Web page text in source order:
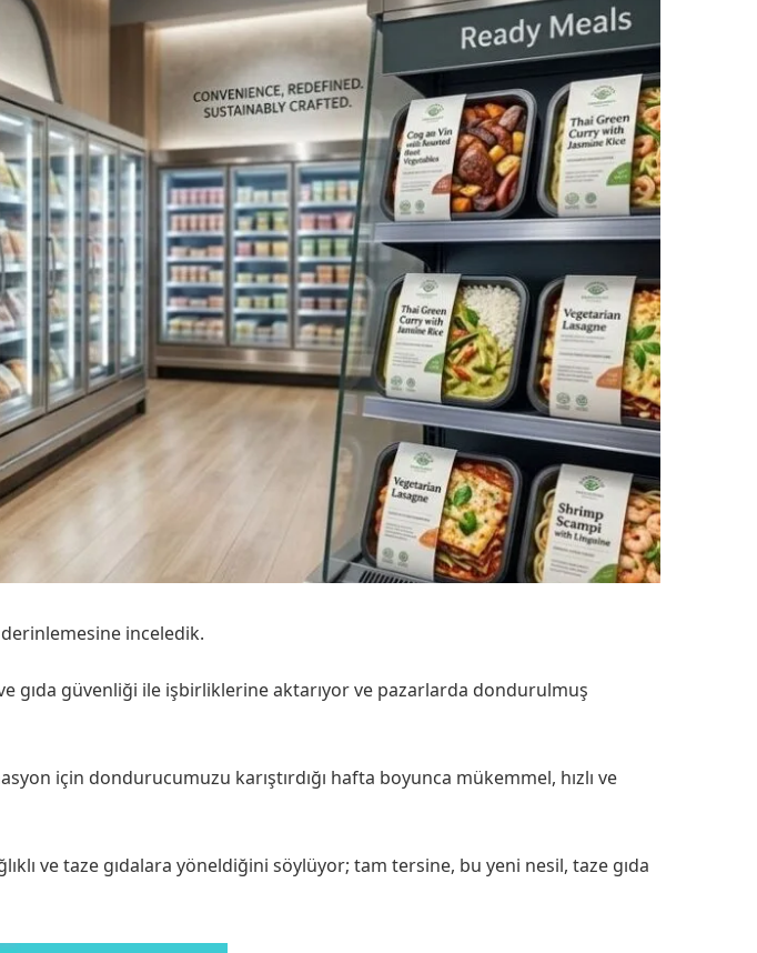
inceledik.
gıda güvenliği ile işbirliklerine aktarıyor ve pazarlarda dondurulmuş
için dondurucumuzu karıştırdığı hafta boyunca mükemmel, hızlı ve
ve taze gıdalara yöneldiğini söylüyor; tam tersine, bu yeni nesil, taze gıda